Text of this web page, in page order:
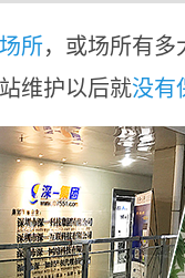
所，或场所有
维护以后就没有